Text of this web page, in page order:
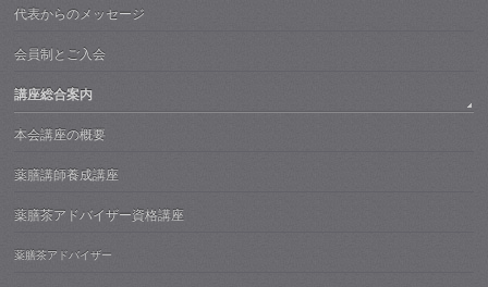
代表からのメッセージ
会員制とご入会
講座総合案内
本会講座の概要
薬膳講師養成講座
薬膳茶アドバイザー資格講座
薬膳茶アドバイザー